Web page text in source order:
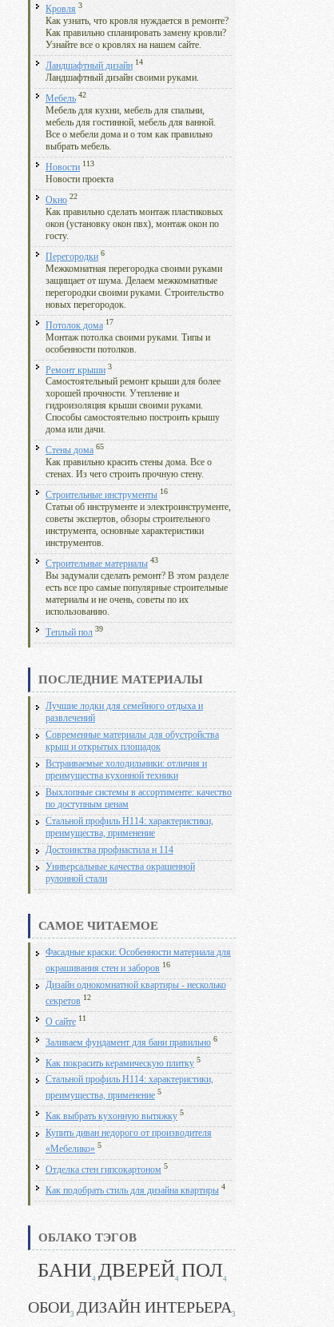
Кровля 3
Как узнать, что кровля нуждается в ремонте?
Как правильно спланировать замену кровли?
Узнайте все о кровлях на нашем сайте.
Ландшафтный дизайн 14
Ландшафтный дизайн своими руками.
Мебель 42
Мебель для кухни, мебель для спальни,
мебель для гостинной, мебель для ванной.
Все о мебели дома и о том как правильно
выбрать мебель.
Новости 113
Новости проекта
Окно 22
Как правильно сделать монтаж пластиковых
окон (установку окон пвх), монтаж окон по
госту.
Перегородки 6
Межкомнатная перегородка своими руками
защищает от шума. Делаем межкомнатные
перегородки своими руками. Строительство
новых перегородок.
Потолок дома 17
Монтаж потолка своими руками. Типы и
особенности потолков.
Ремонт крыши 3
Самостоятельный ремонт крыши для более
хорошей прочности. Утепление и
гидроизоляция крыши своими руками.
Способы самостоятельно построить крышу
дома или дачи.
Стены дома 65
Как правильно красить стены дома. Все о
стенах. Из чего строить прочную стену.
Строительные инструменты 16
Статьи об инструменте и электроинструменте,
советы экспертов, обзоры строительного
инструмента, основные характеристики
инструментов.
Строительные материалы 43
Вы задумали сделать ремонт? В этом разделе
есть все про самые популярные строительные
материалы и не очень, советы по их
использованию.
Теплый пол 39
ПОСЛЕДНИЕ МАТЕРИАЛЫ
Лучшие лодки для семейного отдыха и
развлечений
Современные материалы для обустройства
крыш и открытых площадок
Встраиваемые холодильники: отличия и
преимущества кухонной техники
Выхлопные системы в ассортименте: качество
по доступным ценам
Стальной профиль Н114: характеристики,
преимущества, применение
Достоинства профнастила н 114
Универсальные качества окрашенной
рулонной стали
САМОЕ ЧИТАЕМОЕ
Фасадные краски: Особенности материала для
окрашивания стен и заборов 16
Дизайн однокомнатной квартиры - несколько
секретов 12
О сайте 11
Заливаем фундамент для бани правильно 6
Как покрасить керамическую плитку 5
Стальной профиль Н114: характеристики,
преимущества, применение 5
Как выбрать кухонную вытяжку 5
Купить диван недорого от производителя
«Мебелико» 5
Отделка стен гипсокартоном 5
Как подобрать стиль для дизайна квартиры 4
ОБЛАКО ТЭГОВ
БАНИ4 ДВЕРЕЙ4 ПОЛ4
ОБОИ3 ДИЗАЙН ИНТЕРЬЕРА3